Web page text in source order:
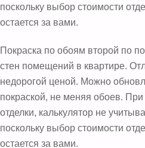
поскольку выбор стоимости
остается за вами.
Покраска по обоям второй по
стен помещений в квартире.
недорогой ценой. Можно
покраской, не меняя обоев.
отделки, калькулятор не
поскольку выбор стоимости
остается за вами.